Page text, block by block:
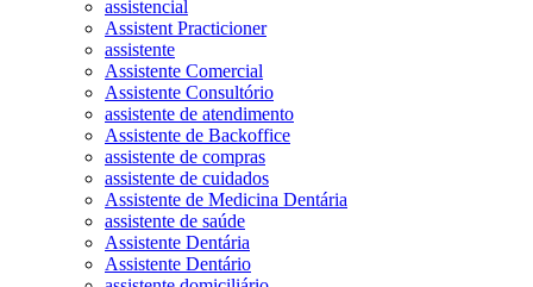
assistencial
Assistent Practicioner
assistente
Assistente Comercial
Assistente Consultório
assistente de atendimento
Assistente de Backoffice
assistente de compras
assistente de cuidados
Assistente de Medicina Dentária
assistente de saúde
Assistente Dentária
Assistente Dentário